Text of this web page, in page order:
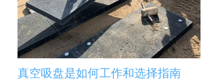
真空吸盘是如何工作和选择指南